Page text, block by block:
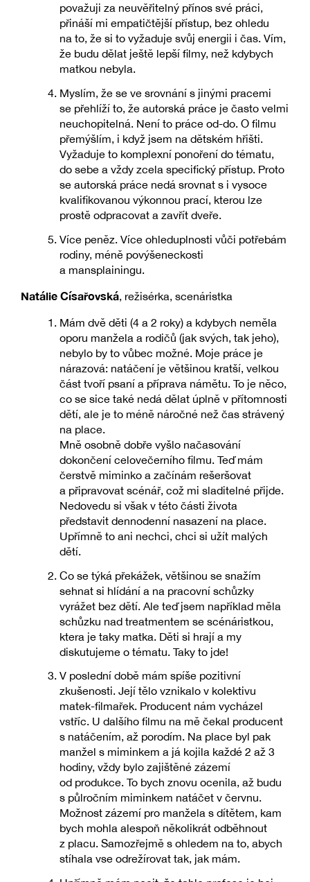
považuji za neuvěřitelný přínos své práci,
přináší mi empatičtější přístup, bez ohledu
na to, že si to vyžaduje svůj energii i čas. Vím,
že budu dělat ještě lepší filmy, než kdybych
matkou nebyla.
Myslím, že se ve srovnání s jinými pracemi
se přehlíží to, že autorská práce je často velmi
neuchopitelná. Není to práce od-do. O filmu
přemýšlím, i když jsem na dětském hřišti.
Vyžaduje to komplexní ponoření do tématu,
do sebe a vždy zcela specifický přístup. Proto
se autorská práce nedá srovnat s i vysoce
kvalifikovanou výkonnou prací, kterou lze
prostě odpracovat a zavřít dveře.
Více peněz. Více ohleduplnosti vůči potřebám
rodiny, méně povýšeneckosti
a mansplainingu.
Natálie Císařovská, režisérka, scenáristka
Mám dvě děti (4 a 2 roky) a kdybych neměla
oporu manžela a rodičů (jak svých, tak jeho),
nebylo by to vůbec možné. Moje práce je
nárazová: natáčení je většinou kratší, velkou
část tvoří psaní a příprava námětu. To je něco,
co se sice také nedá dělat úplně v přítomnosti
dětí, ale je to méně náročné než čas strávený
na place.
Mně osobně dobře vyšlo načasování
dokončení celovečerního filmu. Teď mám
čerstvě miminko a začínám rešeršovat
a připravovat scénář, což mi sladitelné přijde.
Nedovedu si však v této části života
představit dennodenní nasazení na place.
Upřímně to ani nechci, chci si užít malých
dětí.
Co se týká překážek, většinou se snažím
sehnat si hlídání a na pracovní schůzky
vyrážet bez dětí. Ale teď jsem například měla
schůzku nad treatmentem se scénáristkou,
ktera je taky matka. Děti si hrají a my
diskutujeme o tématu. Taky to jde!
V poslední době mám spíše pozitivní
zkušenosti. Její tělo vznikalo v kolektivu
matek-filmařek. Producent nám vycházel
vstříc. U dalšího filmu na mě čekal producent
s natáčením, až porodím. Na place byl pak
manžel s miminkem a já kojila každé 2 až 3
hodiny, vždy bylo zajištěné zázemí
od produkce. To bych znovu ocenila, až budu
s půlročním miminkem natáčet v červnu.
Možnost zázemí pro manžela s dítětem, kam
bych mohla alespoň několikrát odběhnout
z placu. Samozřejmě s ohledem na to, abych
stíhala vse odrežírovat tak, jak mám.